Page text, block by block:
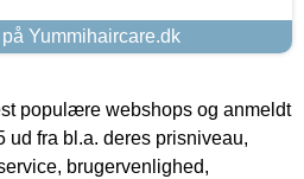
Yummihaircare.dk
populære webshops og anmeldt
ud fra bl.a. deres prisniveau,
brugervenlighed,